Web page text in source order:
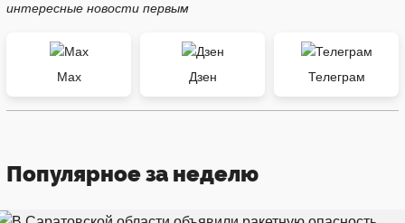
интересные новости первым
Max Дзен Телеграм
Популярное за неделю